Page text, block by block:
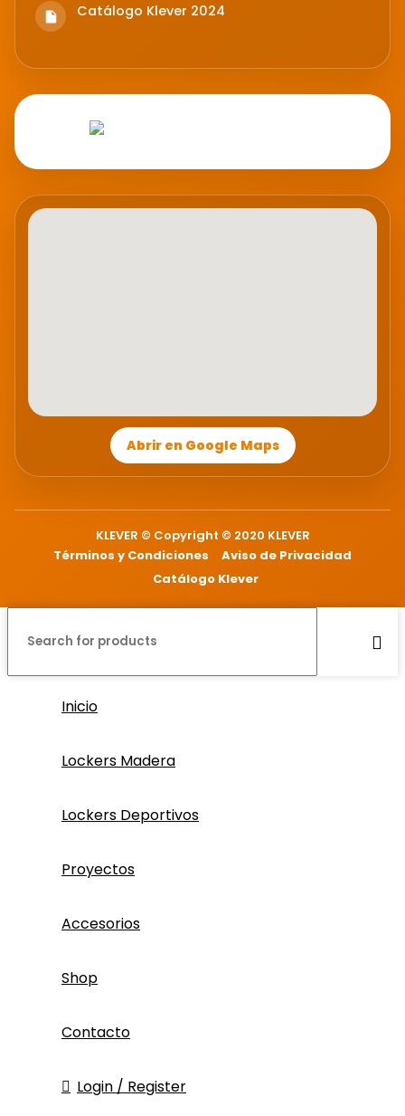
Catálogo Klever 2024
Abrir en Google Maps
KLEVER © Copyright © 2020 KLEVER
Términos y Condiciones
Aviso de Privacidad
Catálogo Klever
Inicio
Lockers Madera
Lockers Deportivos
Proyectos
Accesorios
Shop
Contacto
Login / Register